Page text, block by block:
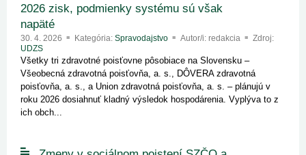
2026 zisk, podmienky systému sú však
napäté
30. 4. 2026 Kategória: Spravodajstvo Autor/i: redakcia
Zdroj:
UDZS
Všetky tri zdravotné poisťovne pôsobiace na Slovensku –
Všeobecná zdravotná poisťovňa, a. s., DÔVERA zdravotná
poisťovňa, a. s., a Union zdravotná poisťovňa, a. s. – plánujú v
roku 2026 dosiahnuť kladný výsledok hospodárenia. Vyplýva to z
ich obch...